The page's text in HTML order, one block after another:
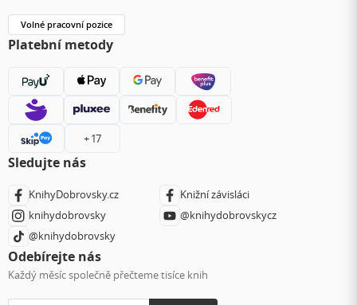
Volné pracovní pozice
Platební metody
+ 17
Sledujte nás
KnihyDobrovsky.cz
Knižní závisláci
knihydobrovsky
@knihydobrovskycz
@knihydobrovsky
Odebírejte nás
Každý měsíc společně přečteme tisíce knih